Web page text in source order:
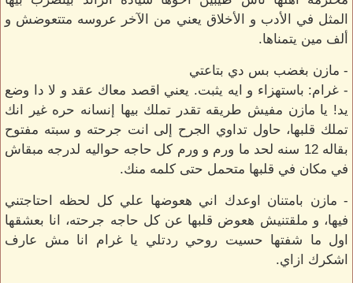
المثل في الأدب و الأخلاق يعني من الآخر عروسه متتعوضش و
ألف مين يتمناها.
- مازن بغضب بس دي بتاعتي
- غرام: باستهزاء و ايه يثبت. يعني اقصد معاك عقد و لا دا وضع
يد! يا مازن مفيش طريقه تقدر تملك بيها إنسانه حره غير انك
تملك قلبها، حاول تداوي الجرح إلى انت جرحته و سبته مفتوح
بقاله 12 سنه لحد ما ورم و ورم كل حاجه حواليه لدرجه مبقاش
في مكان في قلبها متحمل حتى كلمه منك.
- مازن بامتنان اوعدك اني هعوضها علي كل لحظه احتاجتني
فيها، و ملقتنيش هعوض قلبها عن كل حاجه جرحته، انا بعشقها
اول ما شفتها حسيت روحي ردتلي يا غرام انا مش عارف
اشكرك ازاي.